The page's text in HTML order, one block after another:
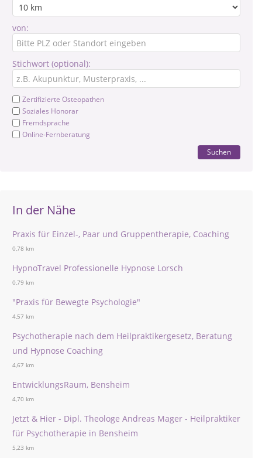
von:
Stichwort (optional):
Zertifizierte Osteopathen
Soziales Honorar
Fremdsprache
Online-Fernberatung
Suchen
In der Nähe
Praxis für Einzel-, Paar und Gruppentherapie, Coaching
0,78 km
HypnoTravel Professionelle Hypnose Lorsch
0,79 km
"Praxis für Bewegte Psychologie"
4,57 km
Psychotherapie nach dem Heilpraktikergesetz, Beratung
und Hypnose Coaching
4,67 km
EntwicklungsRaum, Bensheim
4,70 km
Jetzt & Hier - Dipl. Theologe Andreas Mager - Heilpraktiker
für Psychotherapie in Bensheim
5,23 km